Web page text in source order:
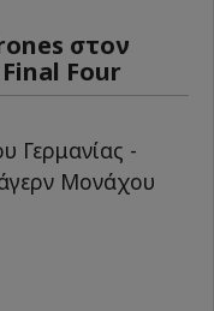
στον
Four